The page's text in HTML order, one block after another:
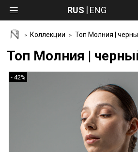
RUS ENG
Коллекции Топ Молния |
Топ Молния |
- 42%